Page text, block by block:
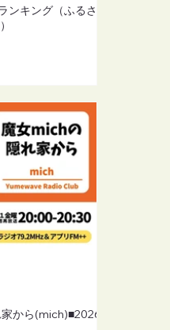
ンキング（ふるさと
から(mich)■2026年